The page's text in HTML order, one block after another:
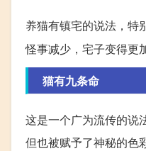
养猫有镇宅的说法，特
怪事减少，宅子变得更
猫有九条命
这是一个广为流传的说
但也被赋予了神秘的色